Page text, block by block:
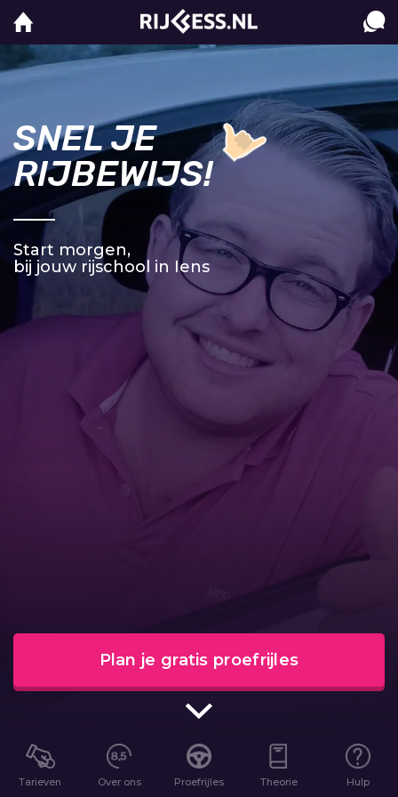
SNEL JE
RIJBEWIJS!
Start morgen,
bij jouw rijschool in Iens
Plan je gratis proefrijles
Tarieven Over ons Proefrijles Theorie Hulp